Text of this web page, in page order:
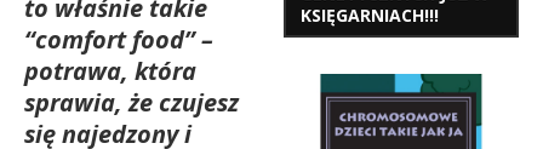
to właśnie takie
“comfort food” –
potrawa, która
sprawia, że czujesz
się najedzony i
KSIĘGARNIACH!!!